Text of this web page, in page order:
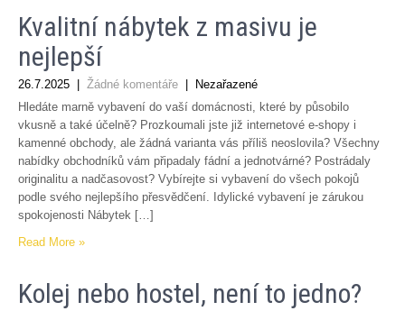
Kvalitní nábytek z masivu je
nejlepší
26.7.2025 Žádné komentáře
| Nezařazené
Hledáte marně vybavení do vaší domácnosti, které by působilo
vkusně a také účelně? Prozkoumali jste již internetové e-shopy i
kamenné obchody, ale žádná varianta vás příliš neoslovila? Všechny
nabídky obchodníků vám připadaly fádní a jednotvárné? Postrádaly
originalitu a nadčasovost? Vybírejte si vybavení do všech pokojů
podle svého nejlepšího přesvědčení. Idylické vybavení je zárukou
spokojenosti Nábytek […]
Read More »
Kolej nebo hostel, není to jedno?